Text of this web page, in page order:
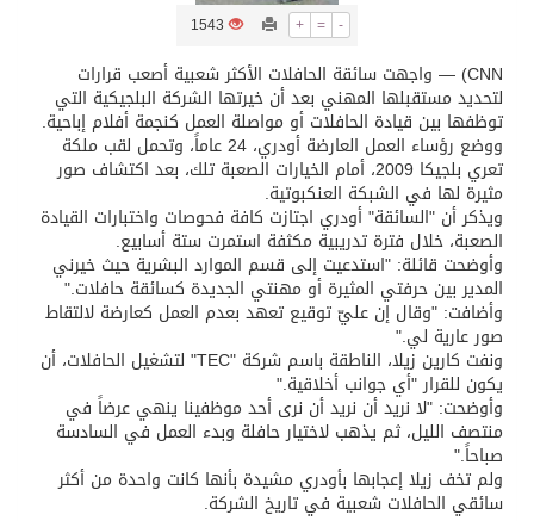
ثلة من الضابطات في الجييش الكويتي
مدينة الملك سلمان للطاقة “سبارك” توقع اتفاقية تطوير مصانع جاهزة ومتخصصة في مجال الطاقة
كسوة الكعبة تعتلي البيت العتيق
+ = -
1543
CNN) — واجهت سائقة الحافلات الأكثر شعبية أصعب قرارات
لتحديد مستقبلها المهني بعد أن خيرتها الشركة البلجيكية التي
توظفها بين قيادة الحافلات أو مواصلة العمل كنجمة أفلام إباحية.
ووضع رؤساء العمل العارضة أودري، 24 عاماً، وتحمل لقب ملكة
تعري بلجيكا 2009، أمام الخيارات الصعبة تلك، بعد اكتشاف صور
مثيرة لها في الشبكة العنكبوتية.
ويذكر أن "السائقة" أودري اجتازت كافة فحوصات واختبارات القيادة
الصعبة، خلال فترة تدريبية مكثفة استمرت ستة أسابيع.
وأوضحت قائلة: "استدعيت إلى قسم الموارد البشرية حيث خيرني
المدير بين حرفتي المثيرة أو مهنتي الجديدة كسائقة حافلات."
وأضافت: "وقال إن عليّ توقيع تعهد بعدم العمل كعارضة لالتقاط
صور عارية لي."
ونفت كارين زيلا، الناطقة باسم شركة "TEC" لتشغيل الحافلات، أن
يكون للقرار "أي جوانب أخلاقية."
وأوضحت: "لا نريد أن نريد أن نرى أحد موظفينا ينهي عرضاً في
منتصف الليل، ثم يذهب لاختيار حافلة وبدء العمل في السادسة
صباحاً."
ولم تخف زيلا إعجابها بأودري مشيدة بأنها كانت واحدة من أكثر
سائقي الحافلات شعبية في تاريخ الشركة.